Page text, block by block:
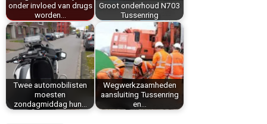
onder invloed van drugs
worden…
Groot onderhoud N703
Tussenring
Twee automobilisten
moesten
zondagmiddag hun…
Wegwerkzaamheden
aansluiting Tussenring
en…